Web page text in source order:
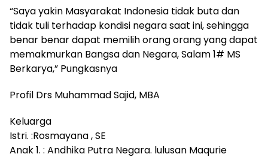
“Saya yakin Masyarakat Indonesia tidak buta dan
tidak tuli terhadap kondisi negara saat ini, sehingga
benar benar dapat memilih orang orang yang dapat
memakmurkan Bangsa dan Negara, Salam 1# MS
Berkarya,” Pungkasnya
Profil Drs Muhammad Sajid, MBA
Keluarga
Istri. :Rosmayana , SE
Anak 1. : Andhika Putra Negara. lulusan Maqurie